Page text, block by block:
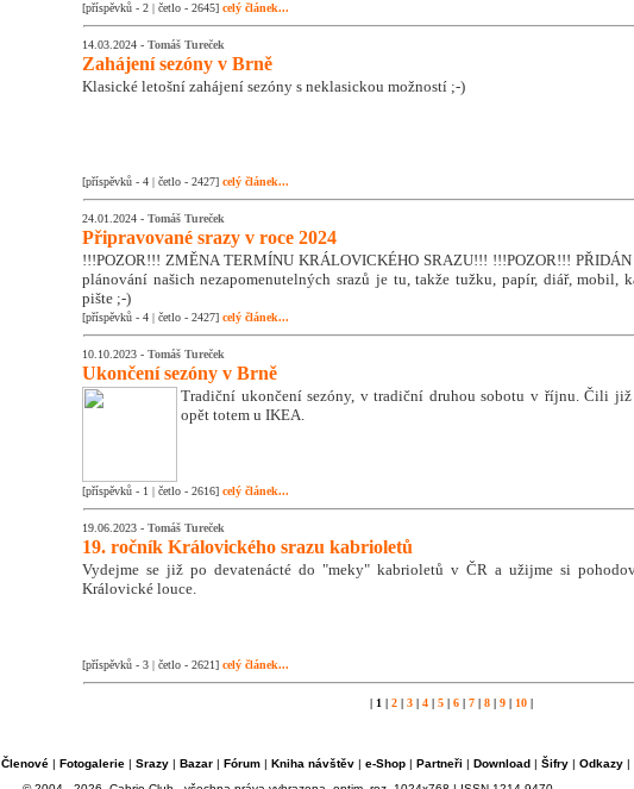
[příspěvků - 2 | četlo - 2645] celý článek...
14.03.2024 - Tomáš Tureček
Zahájení sezóny v Brně
Klasické letošní zahájení sezóny s neklasickou možností ;-)
[příspěvků - 4 | četlo - 2427] celý článek...
24.01.2024 - Tomáš Tureček
Připravované srazy v roce 2024
!!!POZOR!!! ZMĚNA TERMÍNU KRÁLOVICKÉHO SRAZU!!! !!!POZOR!!!
plánování našich nezapomenutelných srazů je tu, takže tužku, papír, diář, mobil,
pište ;-)
[příspěvků - 4 | četlo - 2427] celý článek...
10.10.2023 - Tomáš Tureček
Ukončení sezóny v Brně
Tradiční ukončení sezóny, v tradiční druhou sobotu v říjnu. Čili
opět totem u IKEA.
[příspěvků - 1 | četlo - 2616] celý článek...
19.06.2023 - Tomáš Tureček
19. ročník Královického srazu kabrioletů
Vydejme se již po devatenácté do "meky" kabrioletů v ČR a užijme si
Královické louce.
[příspěvků - 3 | četlo - 2621] celý článek...
| 1 | 2 | 3 | 4 | 5 | 6 | 7 | 8 | 9 | 10 |
Členové| Fotogalerie| Srazy| Bazar| Fórum| Kniha návštěv| e-Shop| Partneři | Download| Šifry| Odkazy|